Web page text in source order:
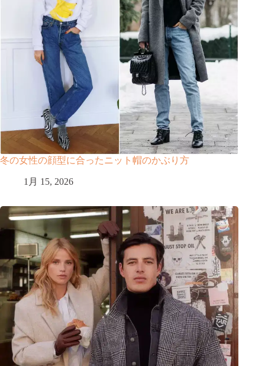
冬の女性の顔型に合ったニット帽のかぶり方
1月 15, 2026